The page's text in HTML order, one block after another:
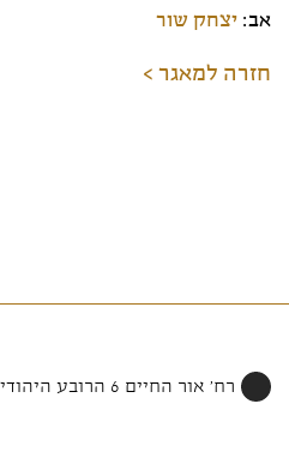
אב: יצחק שור
חזרה למאגר >
רח' אור החיים 6 הרובע היהודי, ירושלים